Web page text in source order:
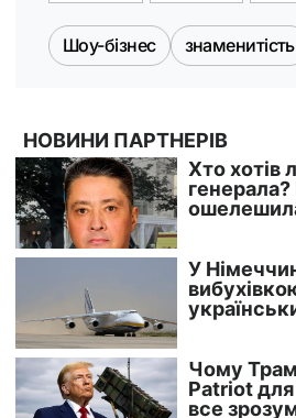
Шоу-бізнес знаменитість